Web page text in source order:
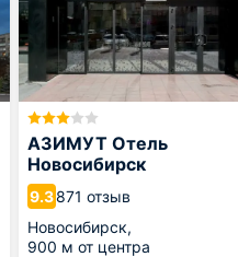
АЗИМУТ Отель
Новосибирск
9.3871 отзыв
Новосибирск,
900 м от центра